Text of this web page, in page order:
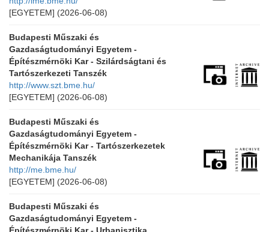
[EGYETEM] (2026-06-08)
Budapesti Műszaki és
Gazdaságtudományi Egyetem -
Építészmérnöki Kar - Szilárdságtani és
Tartószerkezeti Tanszék
http://www.szt.bme.hu/
[EGYETEM] (2026-06-08)
Budapesti Műszaki és
Gazdaságtudományi Egyetem -
Építészmérnöki Kar - Tartószerkezetek
Mechanikája Tanszék
http://me.bme.hu/
[EGYETEM] (2026-06-08)
Budapesti Műszaki és
Gazdaságtudományi Egyetem -